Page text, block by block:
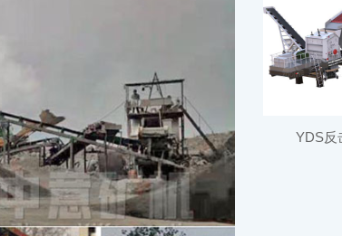
YDS反